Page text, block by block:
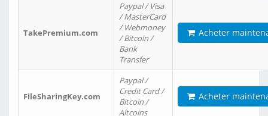
TakePremium.com
Paypal / Visa
/ MasterCard
/ Webmoney
/ Bitcoin /
Bank
Transfer
Acheter
FileSharingKey.com
Paypal /
Credit Card /
Bitcoin /
Altcoins
Acheter